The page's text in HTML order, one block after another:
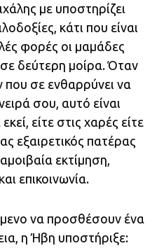
με υποστηρίζει
κάτι που είναι
φορές οι μαμάδες
δεύτερη μοίρα. Όταν
που σε ενθαρρύνει να
σου, αυτό είναι
είτε στις χαρές είτε
εξαιρετικός πατέρας
εκτίμηση,
επικοινωνία.
να προσθέσουν ένα
η Ήβη υποστήριξε: